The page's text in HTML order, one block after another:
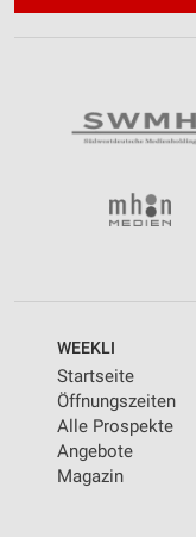
WEEKLI
Startseite
Öffnungszeiten
Alle Prospekte
Angebote
Magazin